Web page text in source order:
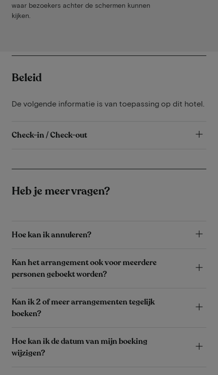
waar bezoekers achter de schermen kunnen
kijken.
Beleid
De volgende informatie is van toepassing op dit hotel.
Check-in / Check-out
Heb je meer vragen?
Hoe kan ik annuleren?
Kan het arrangement ook voor meerdere
personen geboekt worden?
Kan ik 2 of meer arrangementen tegelijk
boeken?
Hoe kan ik de datum van mijn boeking
wijzigen?